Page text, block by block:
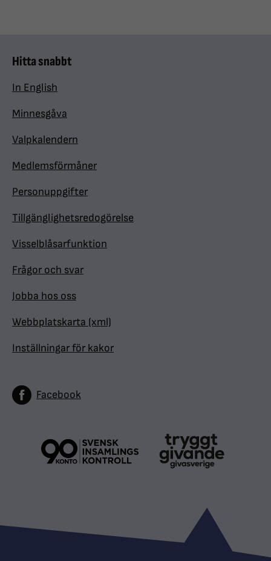
Hitta snabbt
In English
Minnesgåva
Valpkalendern
Medlemsförmåner
Personuppgifter
Tillgänglighetsredogörelse
Visselblåsarfunktion
Frågor och svar
Jobba hos oss
Webbplatskarta (xml)
Inställningar för kakor
Facebook